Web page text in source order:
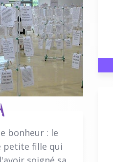
bonheur : le
petite fille qui